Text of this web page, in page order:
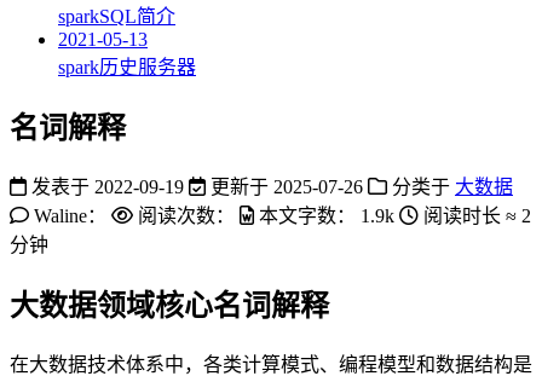
sparkSQL简介
2021-05-13
spark历史服务器
名词解释
发表于 2022-09-19 更新于 2025-07-26 分类于 大数据
Waline：
阅读次数： 本文字数： 1.9k 阅读时长 ≈ 2
分钟
大数据领域核心名词解释
在大数据技术体系中，各类计算模式、编程模型和数据结构是